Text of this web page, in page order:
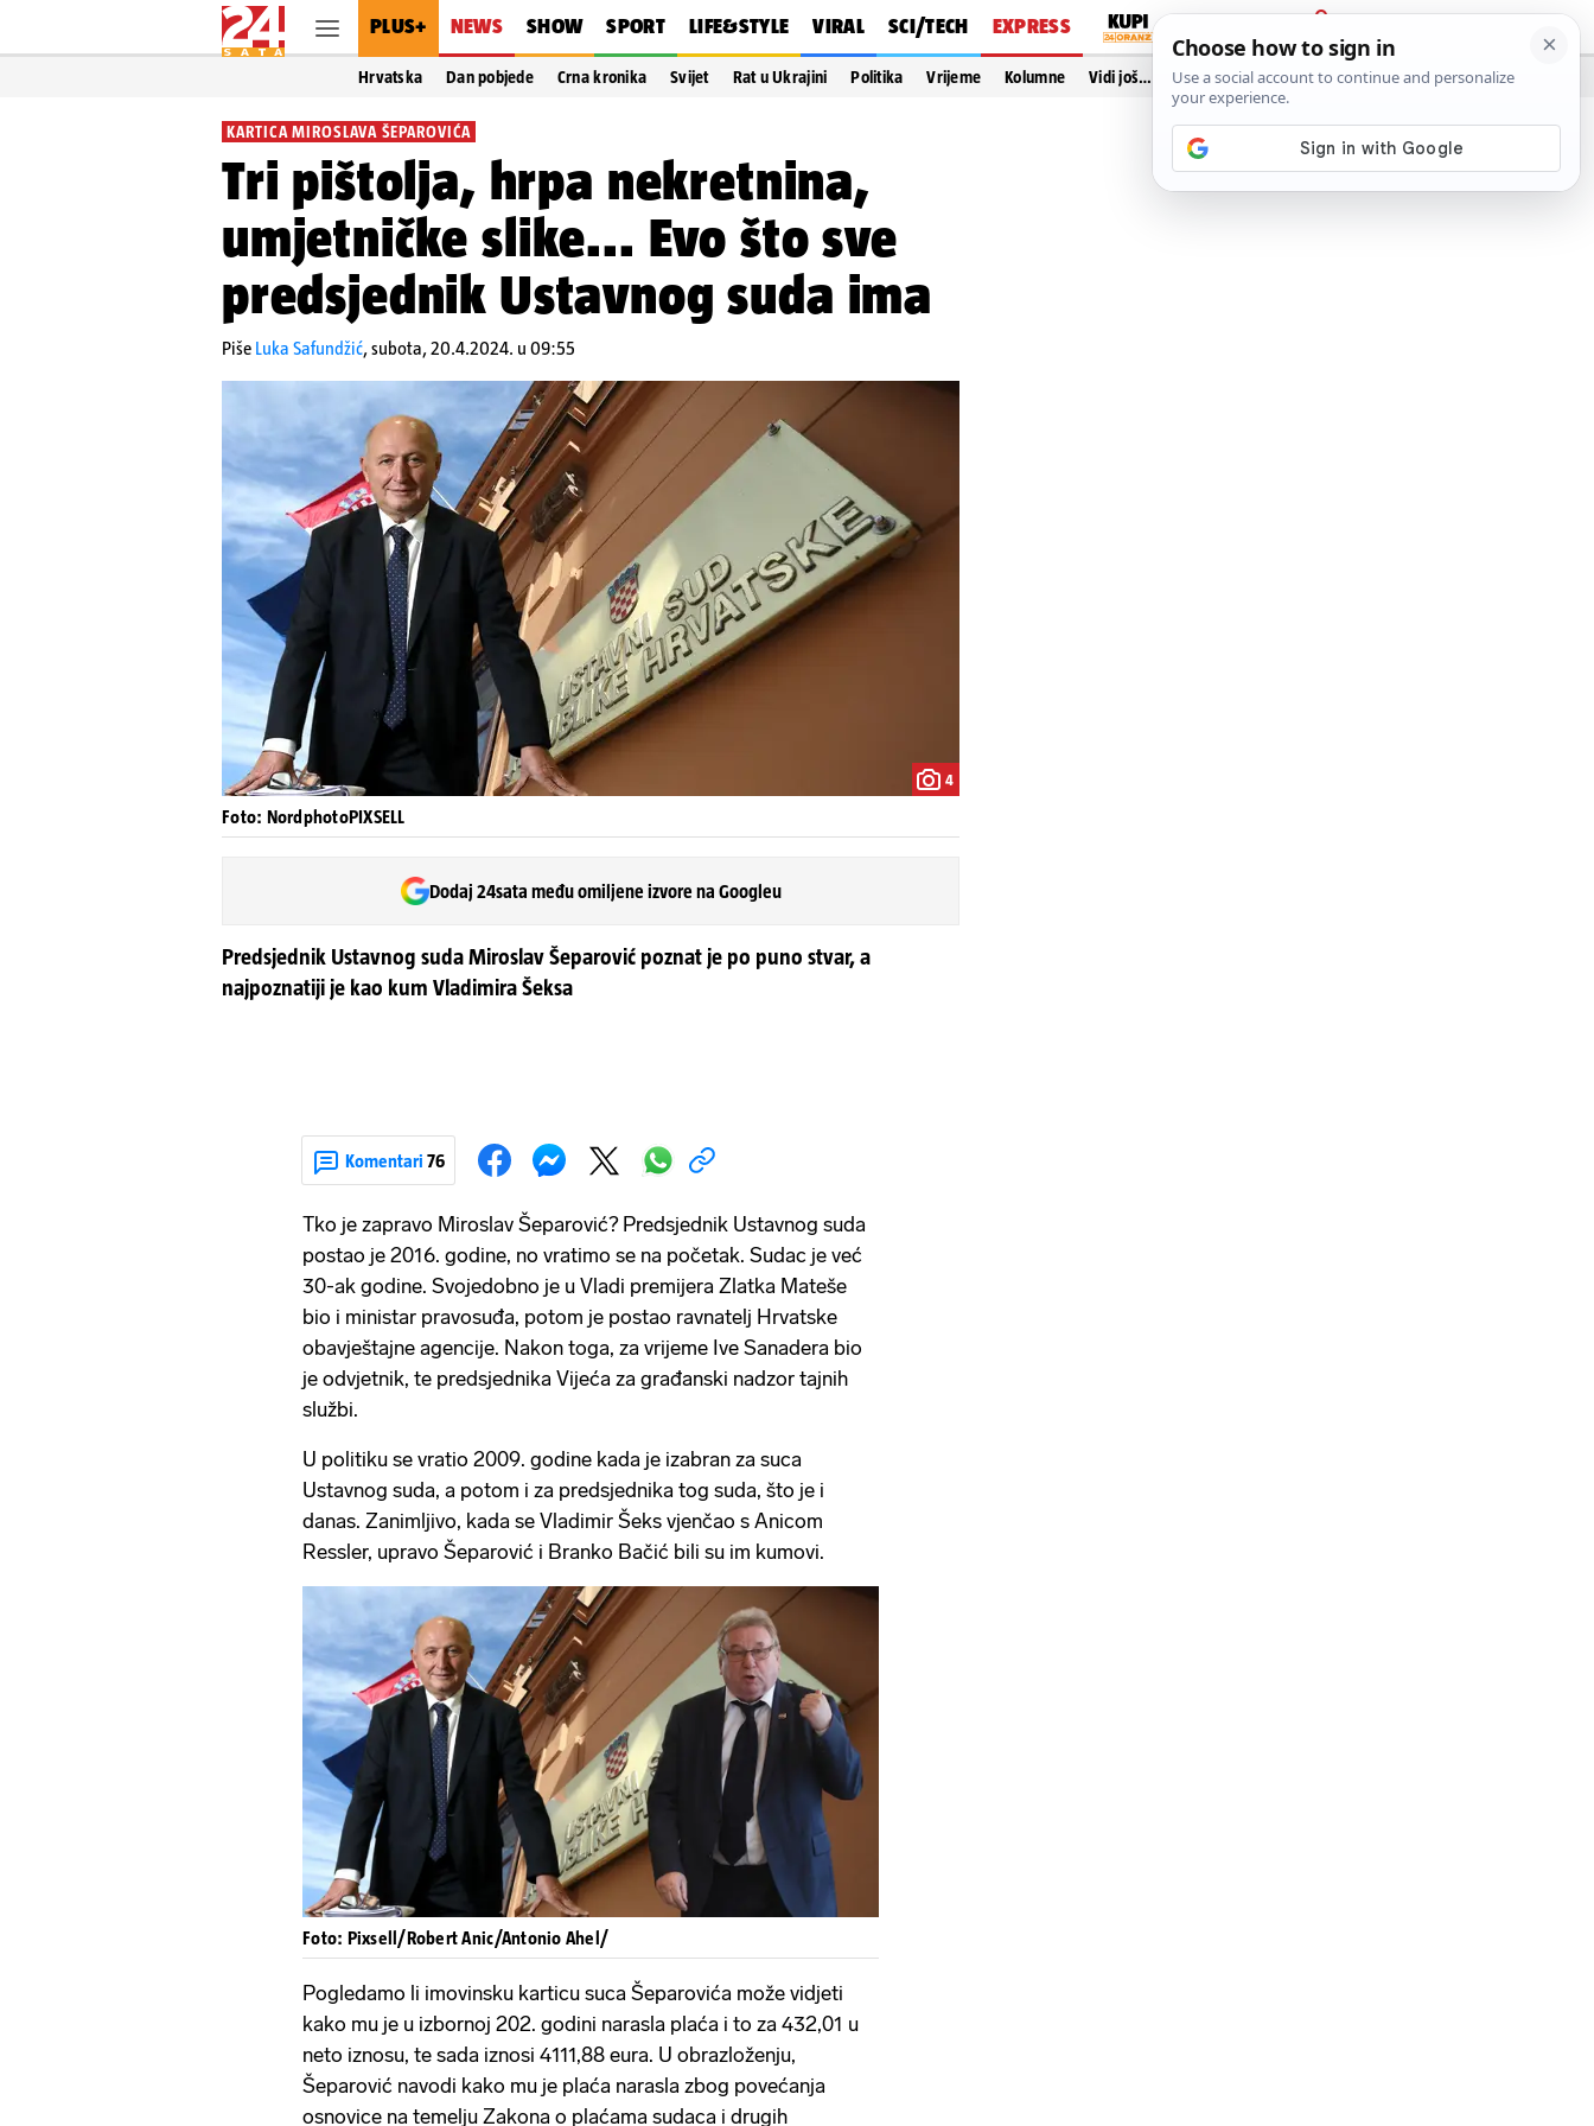
PLUS+ NEWS SHOW SPORT LIFE&STYLE VIRAL SCI/TECH EXPRESS
PRIJAVA
Hrvatska Dan pobjede Crna kronika Svijet Rat u Ukrajini Politika Vrijeme Kolumne Vidi još…
KARTICA MIROSLAVA ŠEPAROVIĆA
Tri pištolja, hrpa nekretnina,
umjetničke slike... Evo što sve
predsjednik Ustavnog suda ima
Piše Luka Safundžić,subota, 20.4.2024. u 09:55
4
Foto: NordphotoPIXSELL
Dodaj 24sata među omiljene izvore na Googleu
Predsjednik Ustavnog suda Miroslav Šeparović poznat je po puno stvar, a
najpoznatiji je kao kum Vladimira Šeksa
Komentari 76
Tko je zapravo Miroslav Šeparović? Predsjednik Ustavnog suda
postao je 2016. godine, no vratimo se na početak. Sudac je već
30-ak godine. Svojedobno je u Vladi premijera Zlatka Mateše
bio i ministar pravosuđa, potom je postao ravnatelj Hrvatske
obavještajne agencije. Nakon toga, za vrijeme Ive Sanadera bio
je odvjetnik, te predsjednika Vijeća za građanski nadzor tajnih
službi.
U politiku se vratio 2009. godine kada je izabran za suca
Ustavnog suda, a potom i za predsjednika tog suda, što je i
danas. Zanimljivo, kada se Vladimir Šeks vjenčao s Anicom
Ressler, upravo Šeparović i Branko Bačić bili su im kumovi.
Foto: Pixsell/Robert Anic/Antonio Ahel/
Pogledamo li imovinsku karticu suca Šeparovića može vidjeti
kako mu je u izbornoj 202. godini narasla plaća i to za 432,01 u
neto iznosu, te sada iznosi 4111,88 eura. U obrazloženju,
Šeparović navodi kako mu je plaća narasla zbog povećanja
osnovice na temelju Zakona o plaćama sudaca i drugih